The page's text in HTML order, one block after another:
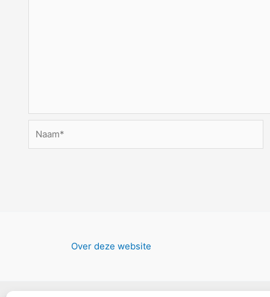
Over deze website